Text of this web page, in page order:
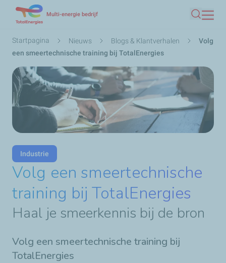
naar
de
gaan
Multi-energie bedrijf
Zoeken
Kruimelpad
Startpagina Nieuws Blogs & Klantverhalen
Volg
een smeertechnische training bij TotalEnergies
Industrie
Volg een smeertechnische
training bij TotalEnergies
Haal je smeerkennis bij de bron
Volg een smeertechnische training bij
TotalEnergies